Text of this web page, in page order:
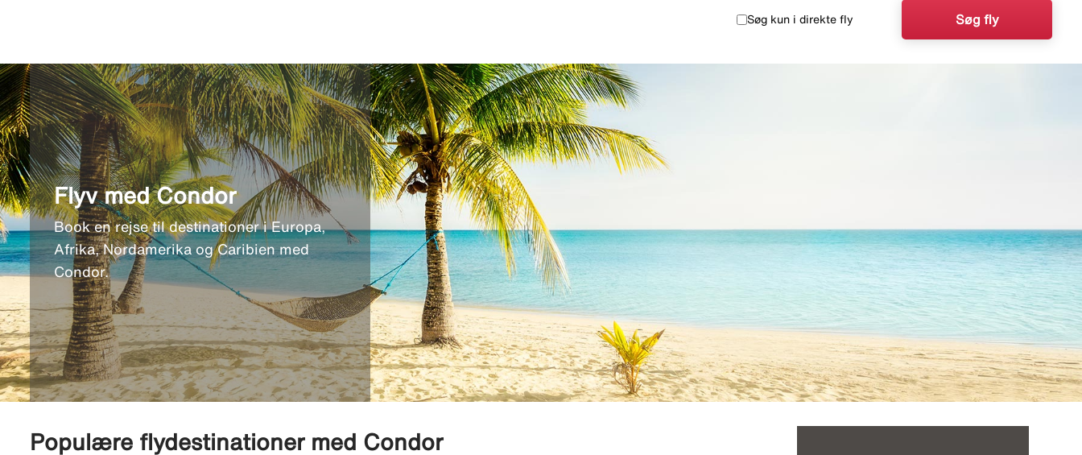
Søg kun i direkte fly Søg fly
Flyv med Condor
Book en rejse til destinationer i Europa,
Afrika, Nordamerika og Caribien med
Condor.
Populære flydestinationer med Condor